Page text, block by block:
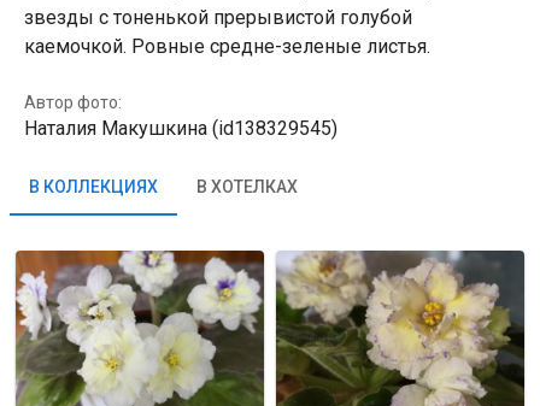
звезды с тоненькой прерывистой голубой
каемочкой. Ровные средне-зеленые листья.
Автор фото:
Наталия Макушкина (id138329545)
В КОЛЛЕКЦИЯХ В ХОТЕЛКАХ